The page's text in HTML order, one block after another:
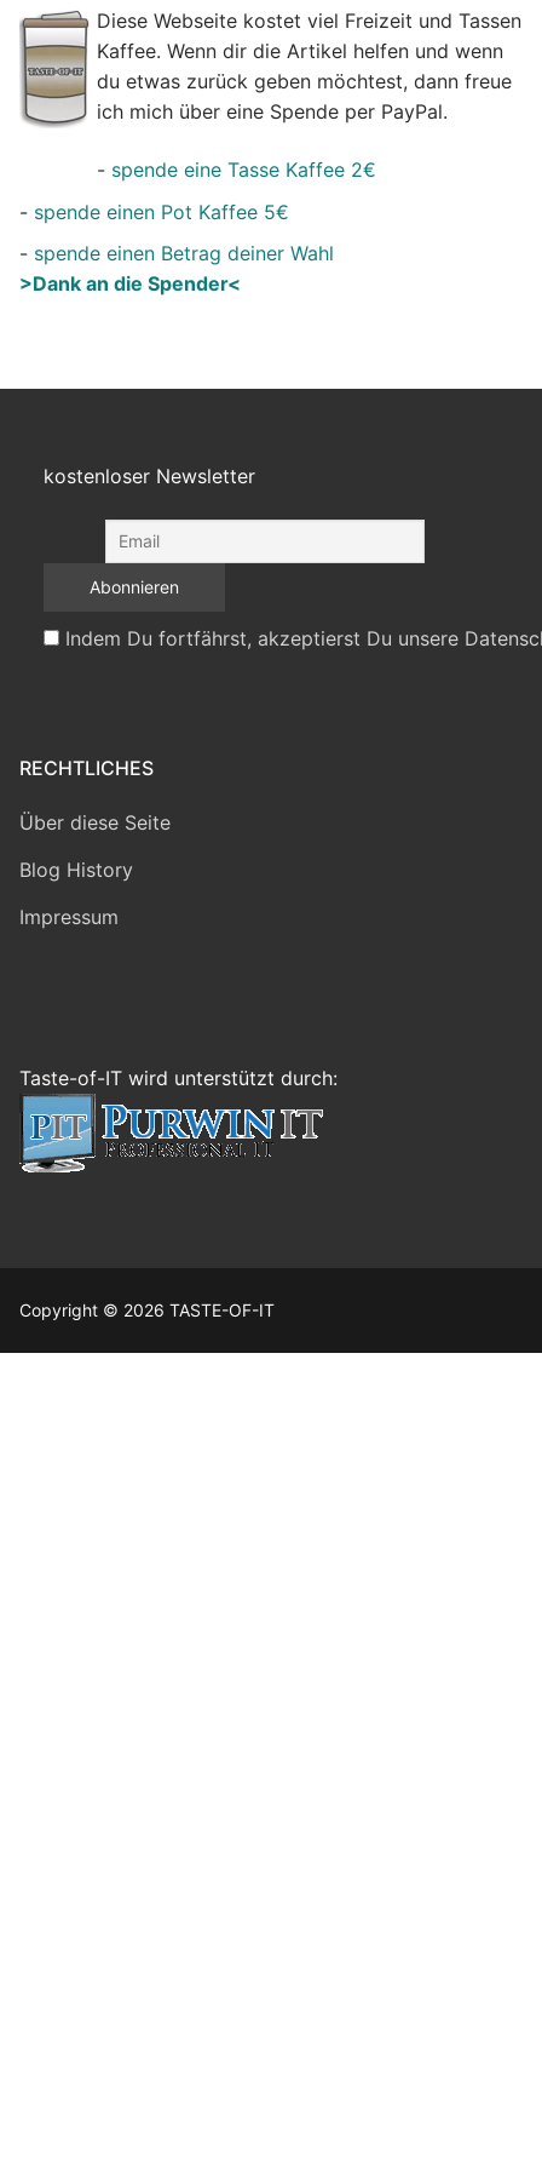
Diese Webseite kostet viel Freizeit und Tassen
Kaffee. Wenn dir die Artikel helfen und wenn
du etwas zurück geben möchtest, dann freue
ich mich über eine Spende per PayPal.
- spende eine Tasse Kaffee 2€
- spende einen Pot Kaffee 5€
- spende einen Betrag deiner Wahl
>Dank an die Spender<
kostenloser Newsletter
Indem Du fortfährst, akzeptierst Du unsere
RECHTLICHES
Über diese Seite
Blog History
Impressum
Taste-of-IT wird unterstützt durch:
Copyright © 2026 TASTE-OF-IT